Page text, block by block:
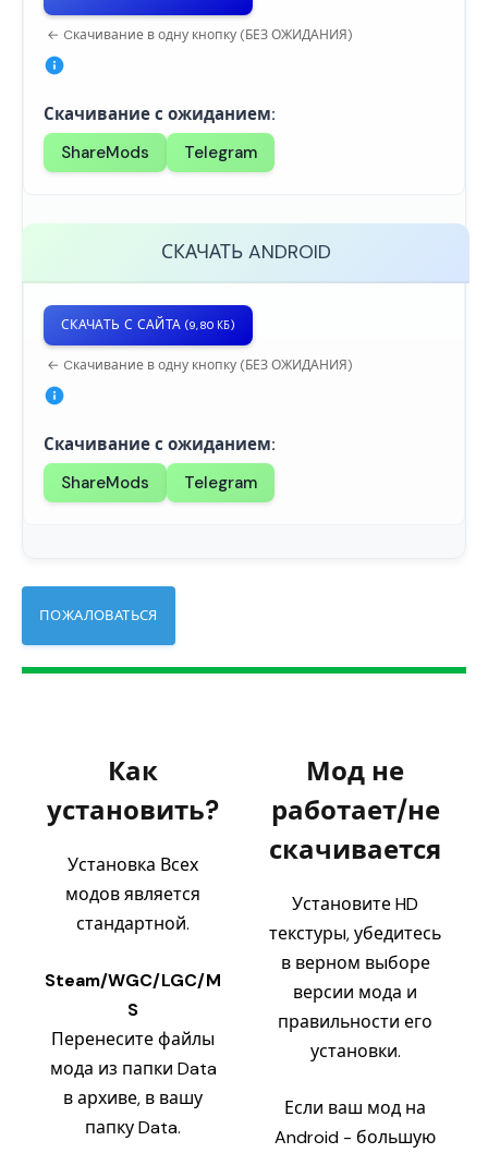
← Cкачивание в одну кнопку (БЕЗ ОЖИДАНИЯ)
Скачивание с ожиданием:
ShareMods
Telegram
СКАЧАТЬ ANDROID
СКАЧАТЬ С САЙТА (9,80 КБ)
← Cкачивание в одну кнопку (БЕЗ ОЖИДАНИЯ)
Скачивание с ожиданием:
ShareMods
Telegram
ПОЖАЛОВАТЬСЯ
Как
установить?
Установка Всех
модов является
стандартной.
Steam/WGC/LGC/M
S
Перенесите файлы
мода из папки Data
в архиве, в вашу
папку Data.
Мод не
работает/не
скачивается
Установите HD
текстуры, убедитесь
в верном выборе
версии мода и
правильности его
установки.
Если ваш мод на
Android - большую